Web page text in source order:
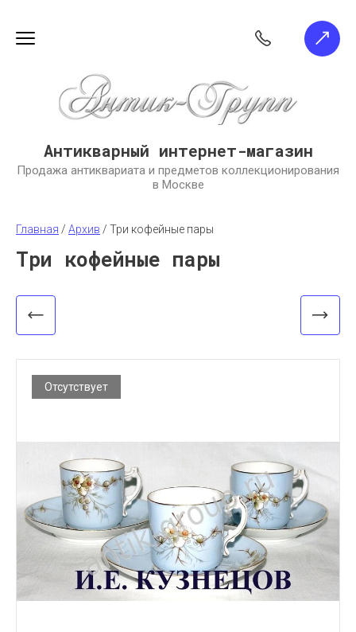
Антикварный интернет-магазин
Продажа антиквариата и предметов коллекционирования
в Москве
Главная / Архив / Три кофейные пары
Три кофейные пары
Отсутствует